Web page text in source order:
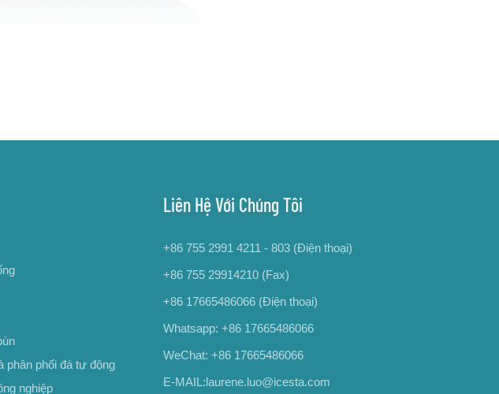
phân phối đá tự động
nghiệp
Liên Hệ Với Chúng Tôi
+86 755 2991 4211 - 803 (Điện thoại)
+86 755 29914210 (Fax)
+86 17665486066 (Điện thoại)
Whatsapp: +86 17665486066
WeChat: +86 17665486066
E-MAIL:laurene.luo@icesta.com